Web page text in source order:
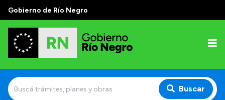
Gobierno de Río Negro
Buscar